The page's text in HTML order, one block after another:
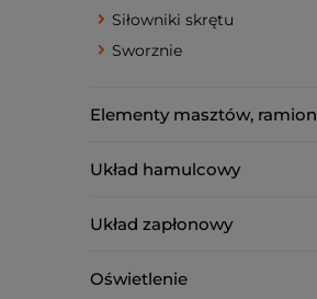
Siłowniki skrętu
Sworznie
Elementy masztów, ramion
Układ hamulcowy
Układ zapłonowy
Oświetlenie